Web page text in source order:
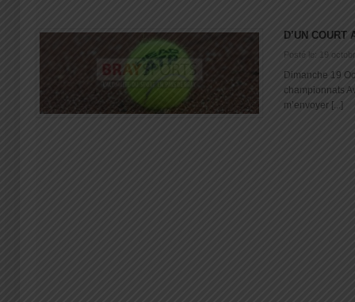
D’UN COURT
Posté le: 19
Dimanche 19
championnats
m’envoyer [...]